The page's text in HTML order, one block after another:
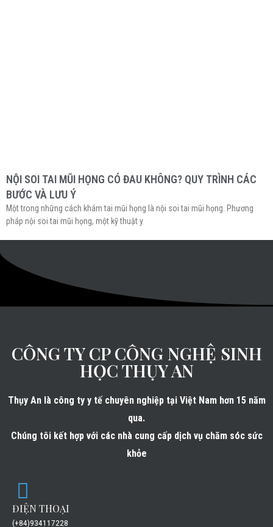
NỘI SOI TAI MŨI HỌNG CÓ ĐAU KHÔNG? QUY TRÌNH CÁC
BƯỚC VÀ LƯU Ý
Một trong những cách khám tai mũi họng là nội soi tai mũi họng. Phương
pháp nội soi tai mũi họng, một kỹ thuật y
CÔNG TY CP CÔNG NGHỆ SINH
HỌC THỤY AN
Thụy An là công ty y tế chuyên nghiệp tại Việt Nam hơn 15 năm
qua.
Chúng tôi kết hợp với các nhà cung cấp dịch vụ chăm sóc sức
khỏe
ĐIỆN THOẠI
(+84)934117228